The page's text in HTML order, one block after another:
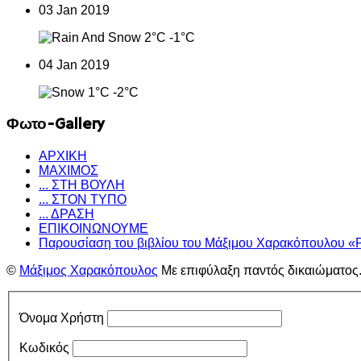
03 Jan 2019
2°C -1°C
04 Jan 2019
1°C -2°C
Φωτο-Gallery
ΑΡΧΙΚΗ
ΜΑΧΙΜΟΣ
... ΣΤΗ ΒΟΥΛΗ
... ΣΤΟΝ ΤΥΠΟ
... ΔΡΑΣΗ
ΕΠΙΚΟΙΝΩΝΟΥΜΕ
Παρουσίαση του βιβλίου του Μάξιμου Χαρακόπουλου
© Μάξιμος Χαρακόπουλος Με επιφύλαξη παντός δικαιώματος.
Όνομα Χρήστη
Κωδικός